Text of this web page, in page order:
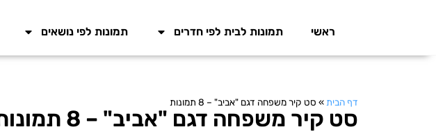
ראשי תמונות לבית לפי חדרים תמונות לפי נושאים
דף הבית » סט קיר משפחה דגם "אביב" – 8 תמונות
סט קיר משפחה דגם "אביב" – 8 תמונות